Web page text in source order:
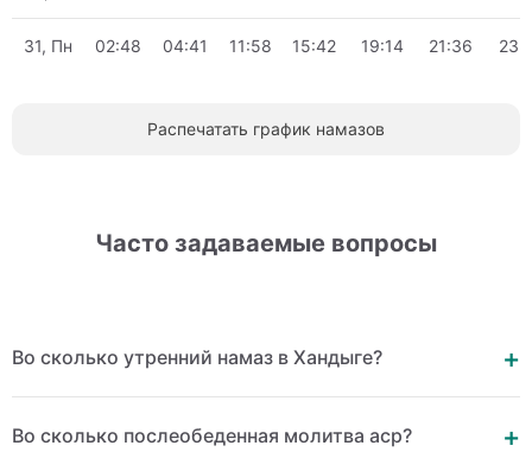
31, Пн 02:48 04:41 11:58 15:42 19:14 21:36
Распечатать график намазов
Часто задаваемые вопросы
Во сколько утренний намаз в Хандыге?
Во сколько послеобеденная молитва аср?